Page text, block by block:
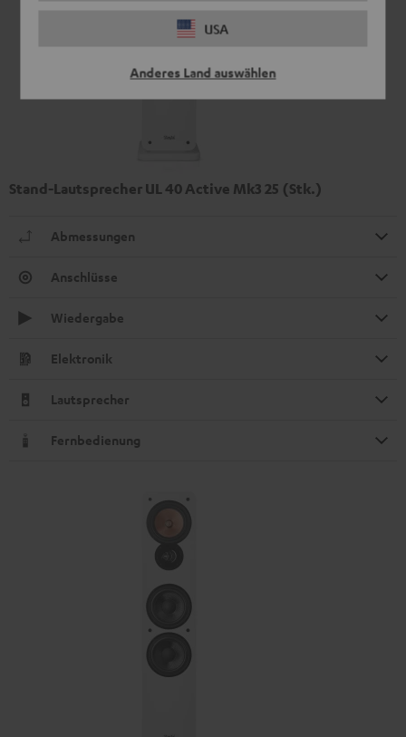
USA
Anderes Land auswählen
Stand-Lautsprecher UL 40 Active Mk3 25 (Stk.)
Abmessungen
Anschlüsse
Wiedergabe
Elektronik
Lautsprecher
Fernbedienung